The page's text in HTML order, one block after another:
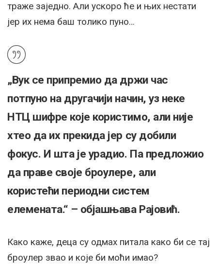
траже заједно. Али ускоро ће и њих нестати
јер их нема баш толико пуно…
„Вук се припремио да држи час
потпуно на другачији начин, уз неке
НТЦ шифре које користимо, али није
хтео да их прекида јер су добили
фокус. И шта је урадио. Па предложио
да праве своје броулере, али
користећи периодни систем
елемената.“ – објашњава Рајовић.
Како каже, деца су одмах питала како би се тај
броулер звао и које би моћи имао?